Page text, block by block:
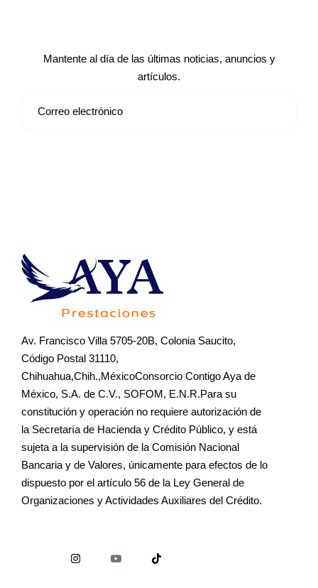
Mantente al día de las últimas noticias, anuncios y
artículos.
Av. Francisco Villa 5705-20B, Colonia Saucito,
Código Postal 31110,
Chihuahua,Chih.,MéxicoConsorcio Contigo Aya de
México, S.A. de C.V., SOFOM, E.N.R.Para su
constitución y operación no requiere autorización de
la Secretaría de Hacienda y Crédito Público, y está
sujeta a la supervisión de la Comisión Nacional
Bancaria y de Valores, únicamente para efectos de lo
dispuesto por el artículo 56 de la Ley General de
Organizaciones y Actividades Auxiliares del Crédito.